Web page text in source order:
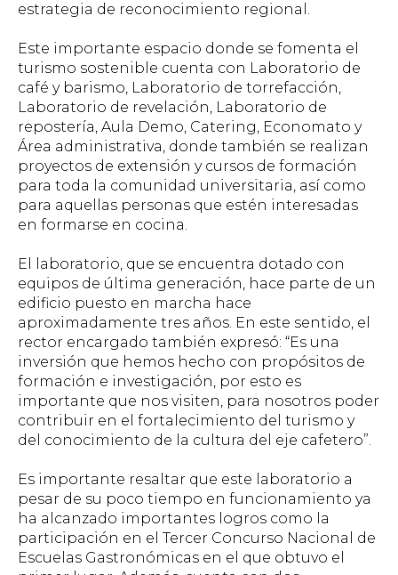
estrategia de reconocimiento regional.
Este importante espacio donde se fomenta el
turismo sostenible cuenta con Laboratorio de
café y barismo, Laboratorio de torrefacción,
Laboratorio de revelación, Laboratorio de
repostería, Aula Demo, Catering, Economato y
Área administrativa, donde también se realizan
proyectos de extensión y cursos de formación
para toda la comunidad universitaria, así como
para aquellas personas que estén interesadas
en formarse en cocina.
El laboratorio, que se encuentra dotado con
equipos de última generación, hace parte de un
edificio puesto en marcha hace
aproximadamente tres años. En este sentido, el
rector encargado también expresó: “Es una
inversión que hemos hecho con propósitos de
formación e investigación, por esto es
importante que nos visiten, para nosotros poder
contribuir en el fortalecimiento del turismo y
del conocimiento de la cultura del eje cafetero”.
Es importante resaltar que este laboratorio a
pesar de su poco tiempo en funcionamiento ya
ha alcanzado importantes logros como la
participación en el Tercer Concurso Nacional de
Escuelas Gastronómicas en el que obtuvo el